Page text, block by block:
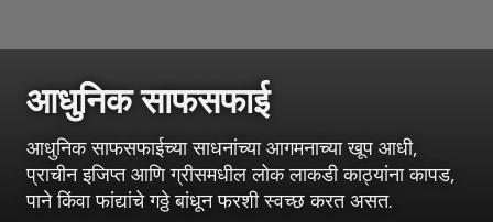
आधुनिक साफसफाई
आधुनिक साफसफाईच्या साधनांच्या आगमनाच्या खूप आधी,
प्राचीन इजिप्त आणि ग्रीसमधील लोक लाकडी काठ्यांना कापड,
पाने किंवा फांद्यांचे गठ्ठे बांधून फरशी स्वच्छ करत असत.